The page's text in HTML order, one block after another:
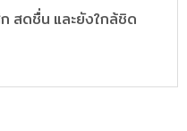
สดชื่น และยังใกล้ชิด